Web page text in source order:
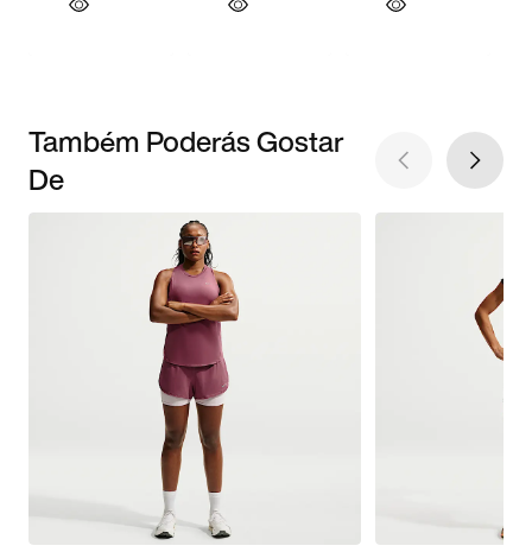
Também Poderás Gostar
De